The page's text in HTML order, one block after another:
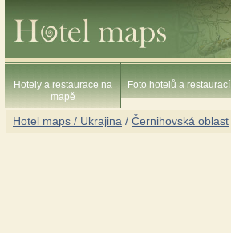
Hotely a restaurace na
mapě
Foto hotelů a restaurací
Hotel maps / Ukrajina / Černihovská oblast